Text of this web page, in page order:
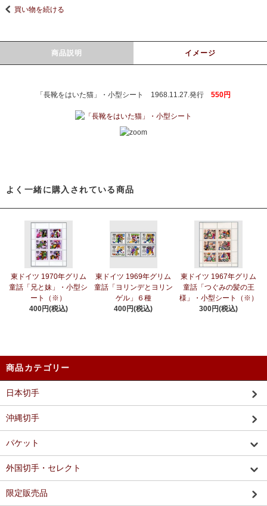
買い物を続ける
商品説明 イメージ
「長靴をはいた猫」・小型シート 1968.11.27.発行 550円
よく一緒に購入されている商品
東ドイツ 1970年グリム
童話「兄と妹」・小型シ
ート（※）
400円(税込)
東ドイツ 1969年グリム
童話「ヨリンデとヨリン
ゲル」６種
400円(税込)
東ドイツ 1967年グリム
童話「つぐみの髪の王
様」・小型シート（※）
300円(税込)
商品カテゴリー
日本切手
沖縄切手
パケット
外国切手・セレクト
限定販売品